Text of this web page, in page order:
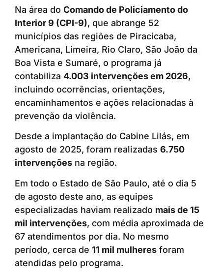
Na área do Comando de Policiamento do
Interior 9 (CPI-9), que abrange 52
municípios das regiões de Piracicaba,
Americana, Limeira, Rio Claro, São João da
Boa Vista e Sumaré, o programa já
contabiliza 4.003 intervenções em 2026,
incluindo ocorrências, orientações,
encaminhamentos e ações relacionadas à
prevenção da violência.
Desde a implantação do Cabine Lilás, em
agosto de 2025, foram realizadas 6.750
intervenções na região.
Em todo o Estado de São Paulo, até o dia 5
de agosto deste ano, as equipes
especializadas haviam realizado mais de 15
mil intervenções, com média aproximada de
67 atendimentos por dia. No mesmo
período, cerca de 11 mil mulheres foram
atendidas pelo programa.